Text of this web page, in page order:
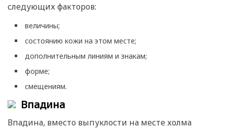
следующих факторов:
величины;
состоянию кожи на этом месте;
дополнительным линиям и знакам;
форме;
смещениям.
Впадина
Впадина, вместо выпуклости на месте холма